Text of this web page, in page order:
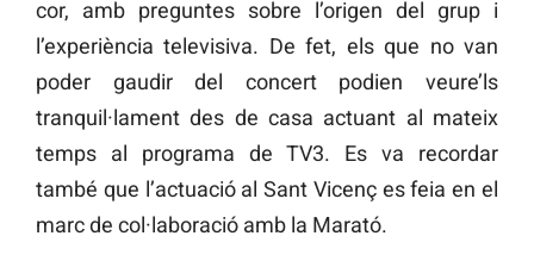
cor, amb preguntes sobre l’origen del grup i
l’experiència televisiva. De fet, els que no van
poder gaudir del concert podien veure’ls
tranquil·lament des de casa actuant al mateix
temps al programa de TV3. Es va recordar
també que l’actuació al Sant Vicenç es feia en el
marc de col·laboració amb la Marató.